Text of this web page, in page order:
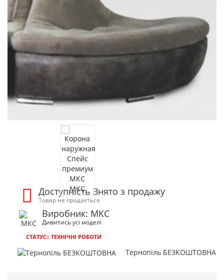
Доступність Знято з продажу
Товар не продається
Виробник: МКС
Дивитись усі моделі
СТАТУС:: ТЕХНІЧНІ РОБОТИ
Тернопіль БЕЗКОШТОВНА